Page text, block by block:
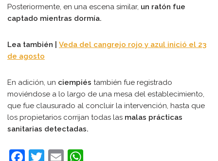
Posteriormente, en una escena similar, un ratón fue
captado mientras dormía.
Lea también | Veda del cangrejo rojo y azul inició el 23
de agosto
En adición, un ciempiés también fue registrado
moviéndose a lo largo de una mesa del establecimiento,
que fue clausurado al concluir la intervención, hasta que
los propietarios corrijan todas las malas prácticas
sanitarias detectadas.
F
T
E